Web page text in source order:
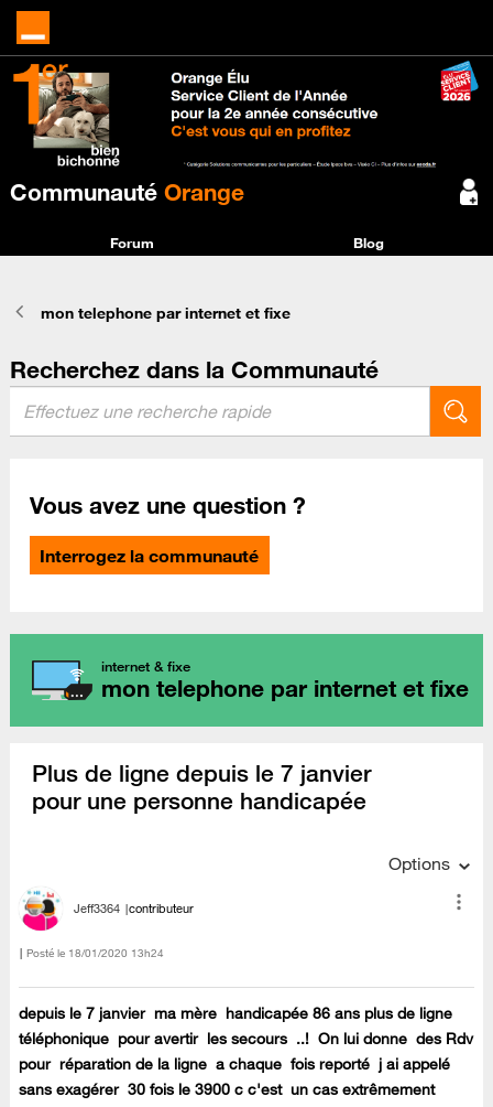
Communauté Orange
Forum Blog
mon telephone par internet et fixe
Recherchez dans la Communauté
Vous avez une question ?
Interrogez la communauté
internet & fixe
mon telephone par internet et fixe
Plus de ligne depuis le 7 janvier
pour une personne handicapée
Options
Jeff3364 contributeur
Posté le ‎18/01/2020 13h24
depuis le 7 janvier ma mère handicapée 86 ans plus de ligne
téléphonique pour avertir les secours ..! On lui donne des Rdv
pour réparation de la ligne a chaque fois reporté j ai appelé
sans exagérer 30 fois le 3900 c c'est un cas extrêmement